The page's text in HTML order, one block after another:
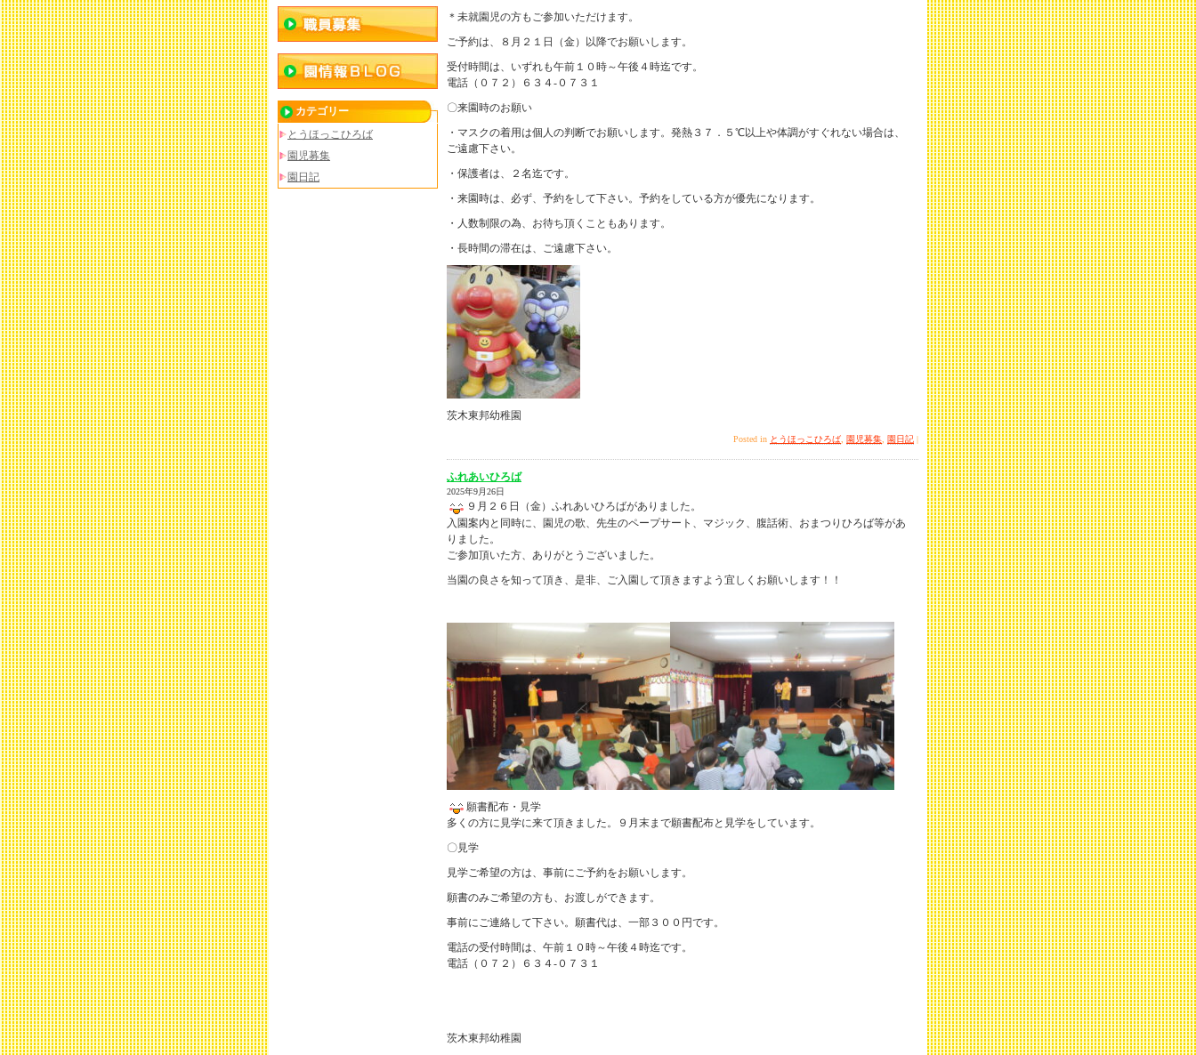
＊未就園児の方もご参加いただけます。
ご予約は、８月２１日（金）以降でお願いします。
受付時間は、いずれも午前１０時～午後４時迄です。
電話（０７２）６３４-０７３１
〇来園時のお願い
・マスクの着用は個人の判断でお願いします。発熱３７．５℃以上や体調がすぐれない場合は、
ご遠慮下さい。
・保護者は、２名迄です。
・来園時は、必ず、予約をして下さい。予約をしている方が優先になります。
・人数制限の為、お待ち頂くこともあります。
・長時間の滞在は、ご遠慮下さい。
茨木東邦幼稚園
Posted in とうほっこひろば, 園児募集, 園日記 |
ふれあいひろば
2025年9月26日
９月２６日（金）ふれあいひろばがありました。
入園案内と同時に、園児の歌、先生のペープサート、マジック、腹話術、おまつりひろば等があ
りました。
ご参加頂いた方、ありがとうございました。
当園の良さを知って頂き、是非、ご入園して頂きますよう宜しくお願いします！！
願書配布・見学
多くの方に見学に来て頂きました。９月末まで願書配布と見学をしています。
〇見学
見学ご希望の方は、事前にご予約をお願いします。
願書のみご希望の方も、お渡しができます。
事前にご連絡して下さい。願書代は、一部３００円です。
電話の受付時間は、午前１０時～午後４時迄です。
電話（０７２）６３４-０７３１
茨木東邦幼稚園
カテゴリー
とうほっこひろば
園児募集
園日記